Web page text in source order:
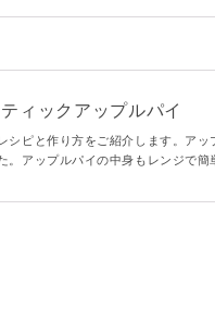
ィックアップルパイ
シピと作り方をご紹介します。アッ
。アップルパイの中身もレンジで簡